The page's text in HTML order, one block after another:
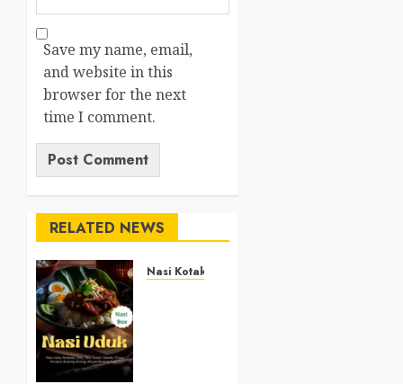
Save my name, email,
and website in this
browser for the next
time I comment.
RELATED NEWS
Nasi Kotak